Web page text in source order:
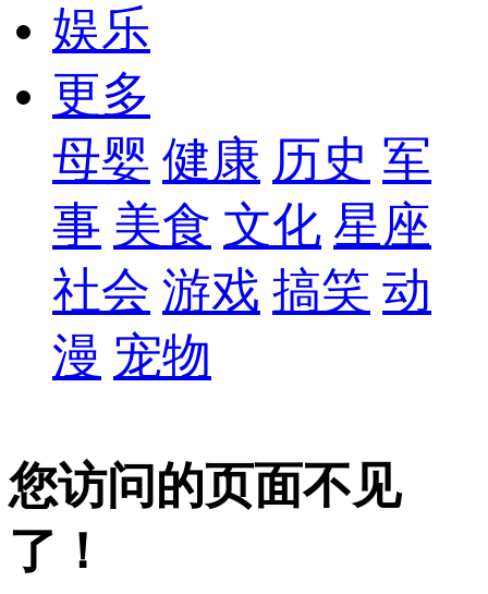
娱乐
更多
母婴 健康 历史 军
事 美食 文化 星座
社会 游戏 搞笑 动
漫 宠物
您访问的页面不见
了！